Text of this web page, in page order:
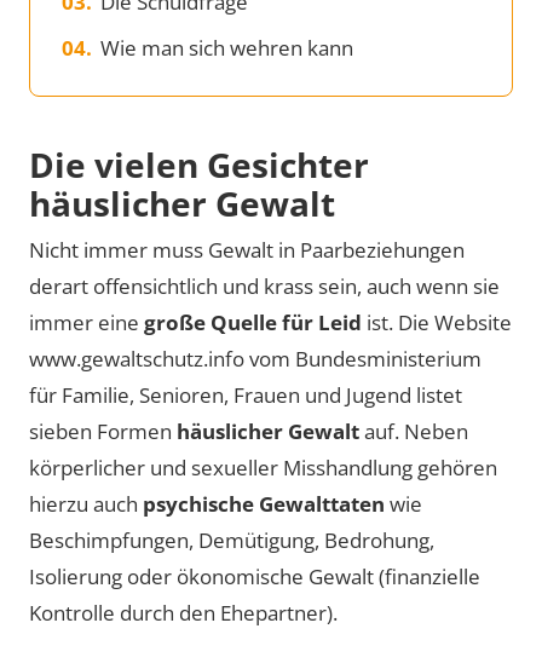
Wie man sich wehren kann
Die vielen Gesichter
häuslicher Gewalt
Nicht immer muss Gewalt in Paarbeziehungen
derart offensichtlich und krass sein, auch wenn sie
immer eine große Quelle für Leid ist. Die Website
www.gewaltschutz.info vom Bundesministerium
für Familie, Senioren, Frauen und Jugend listet
sieben Formen häuslicher Gewaltauf. Neben
körperlicher und sexueller Misshandlung gehören
hierzu auch psychische Gewalttaten wie
Beschimpfungen, Demütigung, Bedrohung,
Isolierung oder ökonomische Gewalt (finanzielle
Kontrolle durch den Ehepartner).